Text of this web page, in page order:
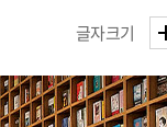
글자크기